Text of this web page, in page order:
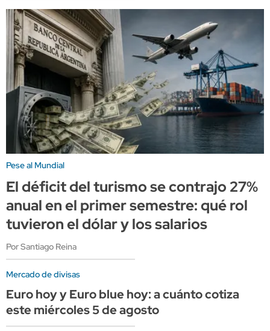
Pese al Mundial
El déficit del turismo se contrajo 27%
anual en el primer semestre: qué rol
tuvieron el dólar y los salarios
Por Santiago Reina
Mercado de divisas
Euro hoy y Euro blue hoy: a cuánto cotiza
este miércoles 5 de agosto